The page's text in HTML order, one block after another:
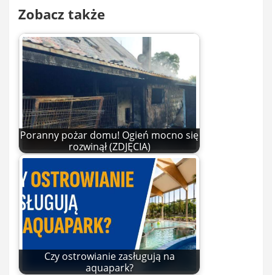
Zobacz także
Poranny pożar domu! Ogień mocno się
rozwinął (ZDJĘCIA)
Czy ostrowianie zasługują na
aquapark?